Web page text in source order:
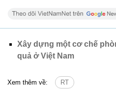
Xây dựng một cơ chế
quả ở Việt Nam
Xem thêm về: RT